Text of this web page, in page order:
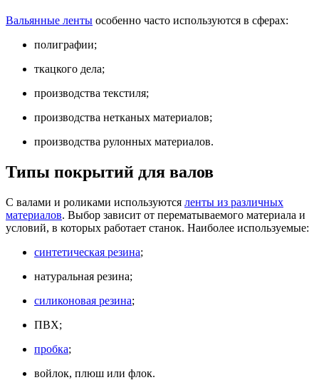
Вальянные ленты особенно часто используются в сферах:
полиграфии;
ткацкого дела;
производства текстиля;
производства нетканых материалов;
производства рулонных материалов.
Типы покрытий для валов
С валами и роликами используются ленты из различных
материалов. Выбор зависит от перематываемого материала и
условий, в которых работает станок. Наиболее используемые:
синтетическая резина;
натуральная резина;
силиконовая резина;
ПВХ;
пробка;
войлок, плюш или флок.